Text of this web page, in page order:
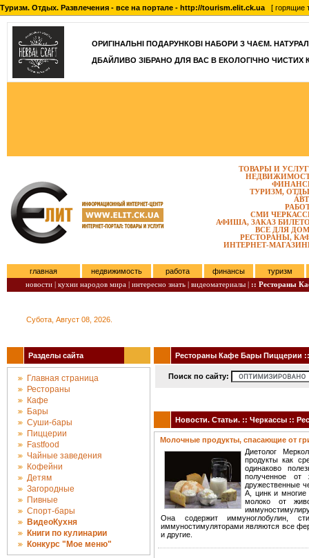
Туризм. Отдых. Развлечения - все на портале - http://tourism.elit.ck.ua [ горящие
ОРИГІНАЛЬНІ ПОДАРУНКОВІ НАБОРИ З ЧАЄМ.
ДБАЙЛИВО ЗІБРАНО ДЛЯ ВАС В ЕКОЛОГІЧНО ЧИСТИХ
ТОВАРЫ И
ТУРИЗМ,
СМИ
АФИША, ЗАКАЗ
ВСЕ ДЛЯ
РЕСТОРАНЫ,
ИНТЕРНЕТ-
главная недвижимость работа финансы
туризм
новости | кухни народов мира | интересно знать | видеоматериалы | :: Рестораны
Субота, Август 08, 2026.
Разделы сайта
Главная страница
Рестораны
Кафе
Бары
Суши-бары
Пиццерии
Fastfood
Чайные заведения
Кофейни
Детям
Загородные
Пивные
Спорт-бары
ВидеоКухня
Книги по кулинарии
Конкурc "Мое меню"
Рестораны Кафе Бары Пиццерии ::
Поиск по сайту:
Новости. Статьи. :: Черкассы ::
Молочные продукты, спасающие от
Диетолог
продукты как
одинаково
полученное от
дружественные
А, цинк и многие
молоко от
Она содержит иммуноглобулин,
иммуностимуляторами являются все
и другие.